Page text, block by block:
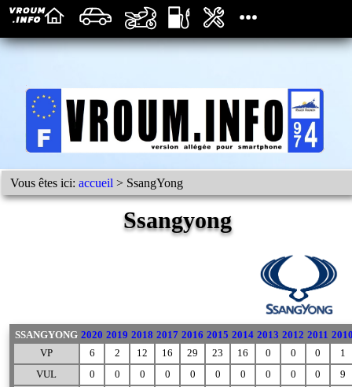
Vous êtes ici:accueil > SsangYong
Ssangyong
SSANGYONG 2020 2019 2018 2017 2016 2015 2014 2013 2012 2011
VP
6 2 12 16 29 23 16 0 0 0
1
VUL
0 0 0 0 0 0 0 0 0 0
9